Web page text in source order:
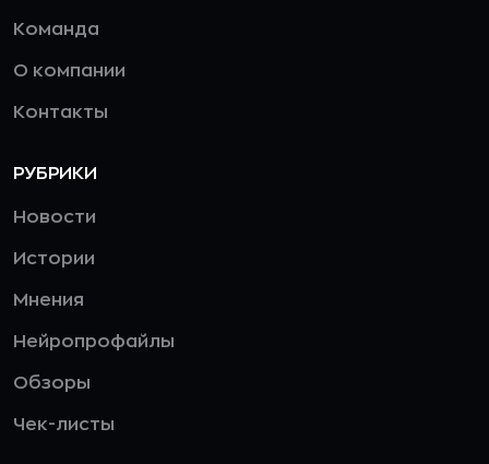
Команда
О компании
Контакты
РУБРИКИ
Новости
Истории
Мнения
Нейропрофайлы
Обзоры
Чек-листы